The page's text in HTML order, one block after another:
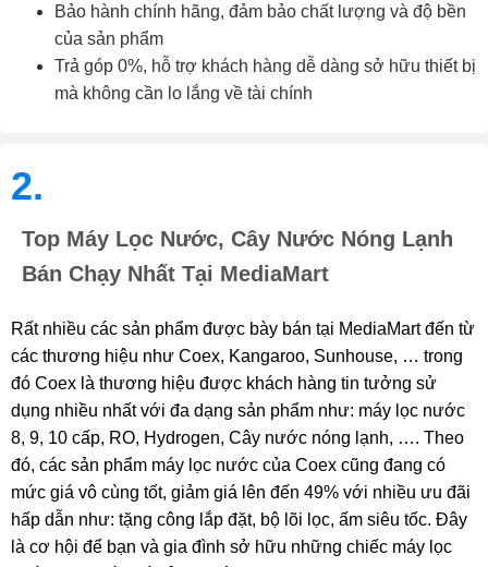
Bảo hành chính hãng, đảm bảo chất lượng và độ bền
của sản phẩm
Trả góp 0%, hỗ trợ khách hàng dễ dàng sở hữu thiết bị
mà không cần lo lắng về tài chính
2.
Top Máy Lọc Nước, Cây Nước Nóng Lạnh
Bán Chạy Nhất Tại MediaMart
Rất nhiều các sản phẩm được bày bán tại MediaMart đến từ
các thương hiệu như Coex, Kangaroo, Sunhouse, … trong
đó Coex là thương hiệu được khách hàng tin tưởng sử
dụng nhiều nhất với đa dạng sản phẩm như: máy lọc nước
8, 9, 10 cấp, RO, Hydrogen, Cây nước nóng lạnh, …. Theo
đó, các sản phẩm máy lọc nước của Coex cũng đang có
mức giá vô cùng tốt, giảm giá lên đến 49% với nhiều ưu đãi
hấp dẫn như: tặng công lắp đặt, bộ lõi lọc, ấm siêu tốc. Đây
là cơ hội để bạn và gia đình sở hữu những chiếc máy lọc